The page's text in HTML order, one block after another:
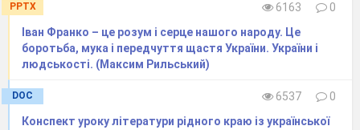
PPTX 6163
0
Іван Франко – це розум і серце нашого народу. Це
боротьба, мука і передчуття щастя України. України і
людськості. (Максим Рильський)
DOC 6537
0
Конспект уроку літератури рідного краю із української